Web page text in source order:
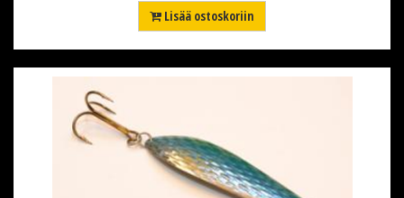
Lisää ostoskoriin